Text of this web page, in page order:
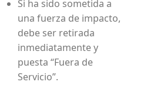
Si ha sido sometida a
una fuerza de impacto,
debe ser retirada
inmediatamente y
puesta “Fuera de
Servicio”.